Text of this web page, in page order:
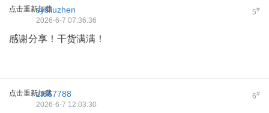
点击重新加载 5#
sysliuzhen
2026-6-7 07:36:36
感谢分享！干货满满！
点击重新加载 6#
zt667788
2026-6-7 12:03:30